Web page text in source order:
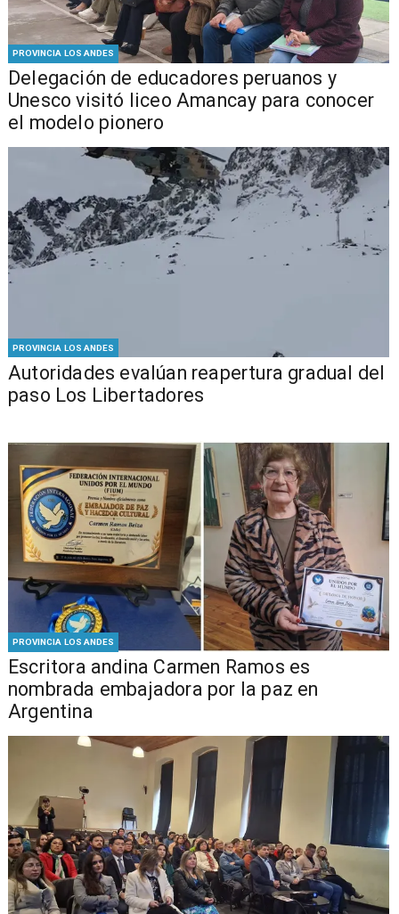
PROVINCIA LOS ANDES
Delegación de educadores peruanos y
Unesco visitó liceo Amancay para conocer
el modelo pionero
PROVINCIA LOS ANDES
​​Autoridades evalúan reapertura gradual del
paso Los Libertadores
PROVINCIA LOS ANDES
Escritora andina Carmen Ramos es
nombrada embajadora por la paz en
Argentina